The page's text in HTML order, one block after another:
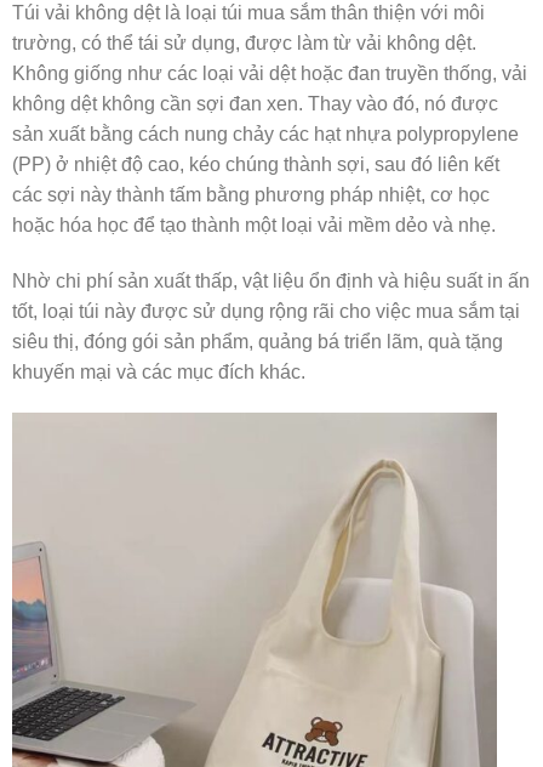
Túi vải không dệt là loại túi mua sắm thân thiện với môi
trường, có thể tái sử dụng, được làm từ vải không dệt.
Không giống như các loại vải dệt hoặc đan truyền thống, vải
không dệt không cần sợi đan xen. Thay vào đó, nó được
sản xuất bằng cách nung chảy các hạt nhựa polypropylene
(PP) ở nhiệt độ cao, kéo chúng thành sợi, sau đó liên kết
các sợi này thành tấm bằng phương pháp nhiệt, cơ học
hoặc hóa học để tạo thành một loại vải mềm dẻo và nhẹ.
Nhờ chi phí sản xuất thấp, vật liệu ổn định và hiệu suất in ấn
tốt, loại túi này được sử dụng rộng rãi cho việc mua sắm tại
siêu thị, đóng gói sản phẩm, quảng bá triển lãm, quà tặng
khuyến mại và các mục đích khác.